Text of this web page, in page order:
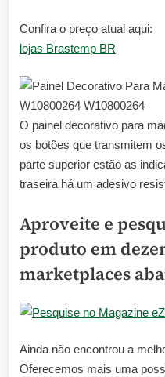
Confira o preço atual aqui:
lojas Brastemp BR
O painel decorativo para
os botões que transmitem
parte superior estão as
traseira há um adesivo
Aproveite e
produto em
marketplaces
Ainda não encontrou a
Oferecemos mais uma